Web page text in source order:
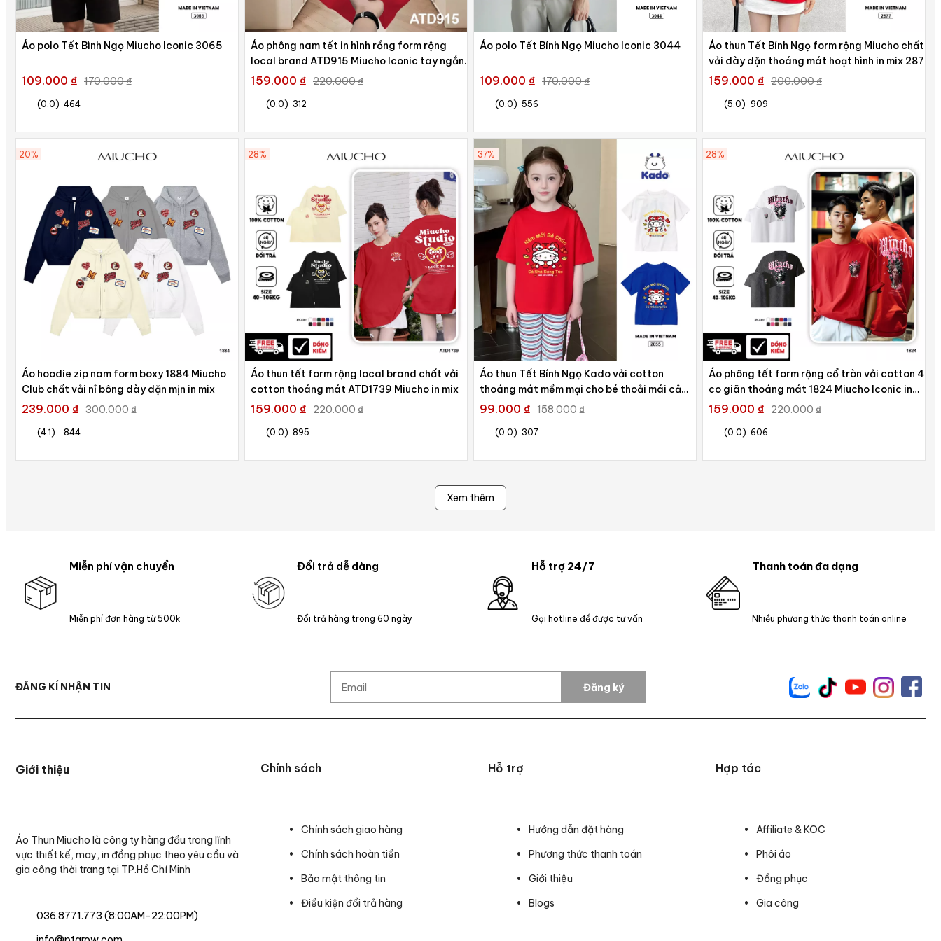
Áo polo Tết Bình Ngọ Miucho Iconic 3065
109.000 ₫ 170.000 ₫
(0.0) 464
Áo phông nam tết in hình rồng form rộng
local brand ATD915 Miucho Iconic tay ngắn
vải cotton cổ tròn in artwork
159.000 ₫ 220.000 ₫
(0.0) 312
Áo polo Tết Bính Ngọ Miucho Iconic 3044
109.000 ₫ 170.000 ₫
(0.0) 556
Áo thun Tết Bính Ngọ form rộng Miucho chất
vải dày dặn thoáng mát hoạt hình in mix 2877
159.000 ₫ 200.000 ₫
(5.0) 909
20%
Áo hoodie zip nam form boxy 1884 Miucho
Club chất vải nỉ bông dày dặn mịn in mix
239.000 ₫ 300.000 ₫
(4.1) 844
28%
Áo thun tết form rộng local brand chất vải
cotton thoáng mát ATD1739 Miucho in mix
159.000 ₫ 220.000 ₫
(0.0) 895
37%
Áo thun Tết Bính Ngọ Kado vải cotton
thoáng mát mềm mại cho bé thoải mái cả
ngày 2855
99.000 ₫ 158.000 ₫
(0.0) 307
28%
Áo phông tết form rộng cổ tròn vải cotton 4c
co giãn thoáng mát 1824 Miucho Iconic in
graphic
159.000 ₫ 220.000 ₫
(0.0) 606
Xem thêm
Đổi trả dễ dàng
Đổi trả hàng trong 60 ngày
Hỗ trợ 24/7
Gọi hotline để được tư vấn
Thanh toán đa dạng
Nhiều phương thức thanh toán online
Miễn phí vận chuyển
Miễn phí đơn hàng từ 500k
ĐĂNG KÍ NHẬN TIN Đăng ký
Hỗ trợ
Hướng dẫn đặt hàng
Phương thức thanh toán
Giới thiệu
Blogs
Hợp tác
Affiliate & KOC
Phôi áo
Đồng phục
Gia công
Giới thiệu
Áo Thun Miucho là công ty hàng đầu trong lĩnh
vực thiết kế, may, in đồng phục theo yêu cầu và
gia công thời trang tại TP.Hồ Chí Minh
036.8771.773 (8:00AM-22:00PM)
Chính sách
Chính sách giao hàng
Chính sách hoàn tiền
Bảo mật thông tin
Điều kiện đổi trả hàng